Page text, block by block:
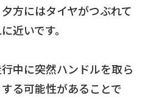
方にはタイヤがつぶれて
近いです。
中に突然ハンドルを取ら
る可能性があることで